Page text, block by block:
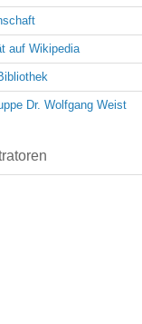
auf Wikipedia
Dr. Wolfgang Weist